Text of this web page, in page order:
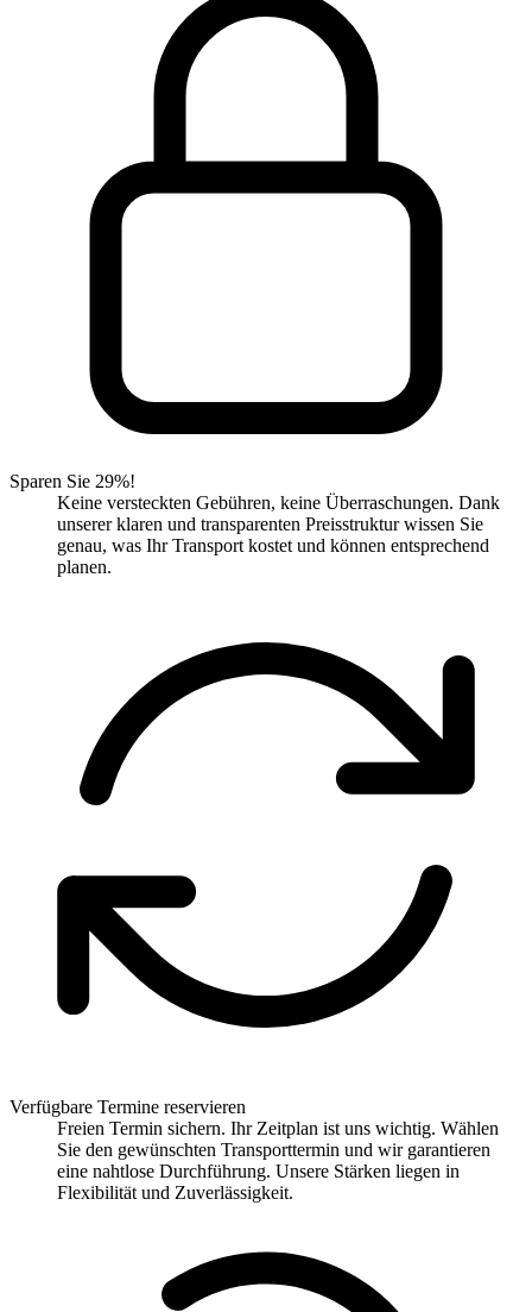
Sparen Sie 29%!
Keine versteckten Gebühren, keine Überraschungen. Dank
unserer klaren und transparenten Preisstruktur wissen Sie
genau, was Ihr Transport kostet und können entsprechend
planen.
Verfügbare Termine reservieren
Freien Termin sichern. Ihr Zeitplan ist uns wichtig. Wählen
Sie den gewünschten Transporttermin und wir garantieren
eine nahtlose Durchführung. Unsere Stärken liegen in
Flexibilität und Zuverlässigkeit.